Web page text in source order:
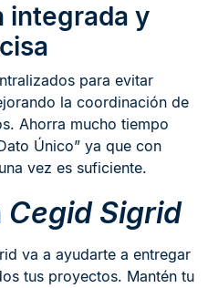
integrada y
para evitar
la coordinación de
Ahorra mucho tiempo
Único” ya que con
vez es suficiente.
Cegid Sigrid
va a ayudarte a entregar
tus proyectos. Mantén tu